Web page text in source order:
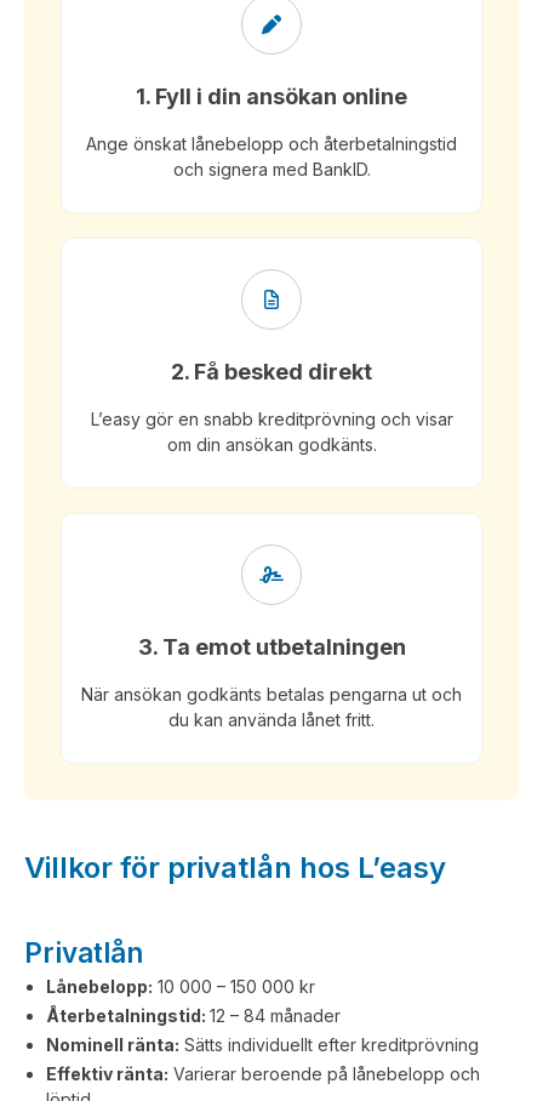
1. Fyll i din ansökan online
Ange önskat lånebelopp och återbetalningstid
och signera med BankID.
2. Få besked direkt
L’easy gör en snabb kreditprövning och visar
om din ansökan godkänts.
3. Ta emot utbetalningen
När ansökan godkänts betalas pengarna ut och
du kan använda lånet fritt.
Villkor för privatlån hos L’easy
Privatlån
Lånebelopp: 10 000 – 150 000 kr
Återbetalningstid: 12 – 84 månader
Nominell ränta: Sätts individuellt efter kreditprövning
Effektiv ränta: Varierar beroende på lånebelopp och